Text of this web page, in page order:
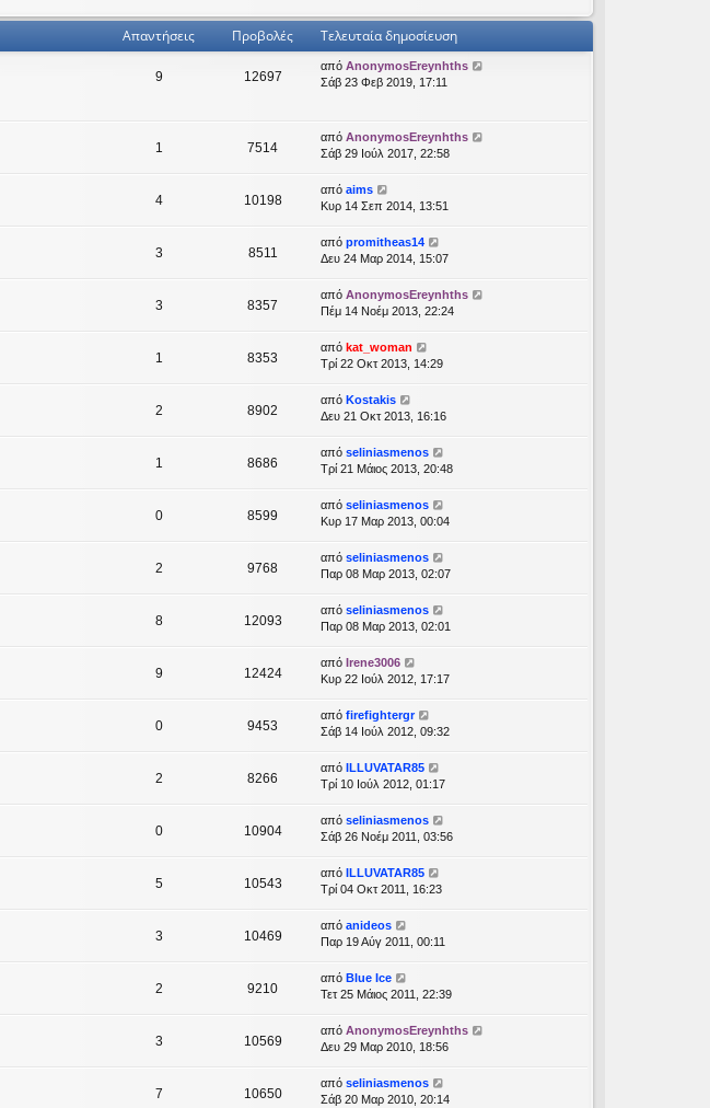
Απαντήσεις Προβολές Τελευταία δημοσίευση
9 12697
από AnonymosEreynhths
Σάβ 23 Φεβ 2019, 17:11
1 7514
από AnonymosEreynhths
Σάβ 29 Ιούλ 2017, 22:58
4 10198
από aims
Κυρ 14 Σεπ 2014, 13:51
3 8511
από promitheas14
Δευ 24 Μαρ 2014, 15:07
3 8357
από AnonymosEreynhths
Πέμ 14 Νοέμ 2013, 22:24
1 8353
από kat_woman
Τρί 22 Οκτ 2013, 14:29
2 8902
από Kostakis
Δευ 21 Οκτ 2013, 16:16
1 8686
από seliniasmenos
Τρί 21 Μάιος 2013, 20:48
0 8599
από seliniasmenos
Κυρ 17 Μαρ 2013, 00:04
2 9768
από seliniasmenos
Παρ 08 Μαρ 2013, 02:07
8 12093
από seliniasmenos
Παρ 08 Μαρ 2013, 02:01
9 12424
από Irene3006
Κυρ 22 Ιούλ 2012, 17:17
0 9453
από firefightergr
Σάβ 14 Ιούλ 2012, 09:32
2 8266
από ILLUVATAR85
Τρί 10 Ιούλ 2012, 01:17
0 10904
από seliniasmenos
Σάβ 26 Νοέμ 2011, 03:56
5 10543
από ILLUVATAR85
Τρί 04 Οκτ 2011, 16:23
3 10469
από anideos
Παρ 19 Αύγ 2011, 00:11
2 9210
από Blue Ice
Τετ 25 Μάιος 2011, 22:39
3 10569
από AnonymosEreynhths
Δευ 29 Μαρ 2010, 18:56
7 10650
από seliniasmenos
Σάβ 20 Μαρ 2010, 20:14